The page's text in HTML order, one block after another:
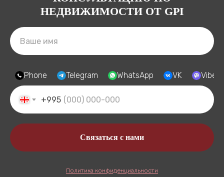
НЕДВИЖИМОСТИ ОТ GPI
Phone Telegram WhatsApp VK Viber
+995
Связаться с нами
Политика конфиденциальности